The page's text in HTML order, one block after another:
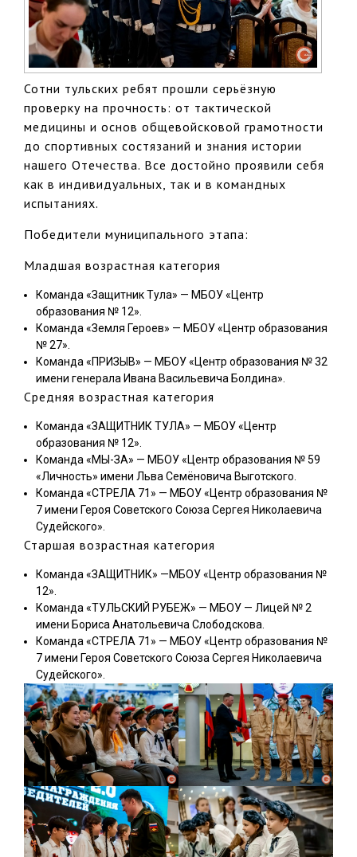
Сотни тульских ребят прошли серьёзную
проверку на прочность: от тактической
медицины и основ общевойсковой грамотности
до спортивных состязаний и знания истории
нашего Отечества. Все достойно проявили себя
как в индивидуальных, так и в командных
испытаниях.
Победители муниципального этапа:
Младшая возрастная категория
Команда «Защитник Тула» — МБОУ «Центр
образования № 12».
Команда «Земля Героев» — МБОУ «Центр образования
№ 27».
Команда «ПРИЗЫВ» — МБОУ «Центр образования № 32
имени генерала Ивана Васильевича Болдина».
Средняя возрастная категория
Команда «ЗАЩИТНИК ТУЛА» — МБОУ «Центр
образования № 12».
Команда «МЫ-ЗА» — МБОУ «Центр образования № 59
«Личность» имени Льва Семёновича Выготского.
Команда «СТРЕЛА 71» — МБОУ «Центр образования №
7 имени Героя Советского Союза Сергея Николаевича
Судейского».
Старшая возрастная категория
Команда «ЗАЩИТНИК» —МБОУ «Центр образования №
12».
Команда «ТУЛЬСКИЙ РУБЕЖ» — МБОУ — Лицей № 2
имени Бориса Анатольевича Слободскова.
Команда «СТРЕЛА 71» — МБОУ «Центр образования №
7 имени Героя Советского Союза Сергея Николаевича
Судейского».